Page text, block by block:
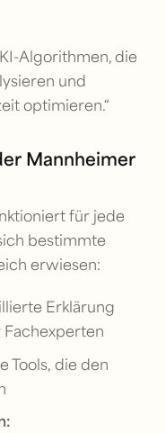
KI-Algorithmen, die
und
optimieren.“
Mannheimer
für jede
bestimmte
erwiesen:
Erklärung
Tools, die den